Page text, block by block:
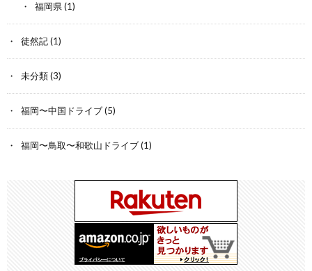
福岡県(1)
徒然記(1)
未分類(3)
福岡〜中国ドライブ(5)
福岡〜鳥取〜和歌山ドライブ(1)